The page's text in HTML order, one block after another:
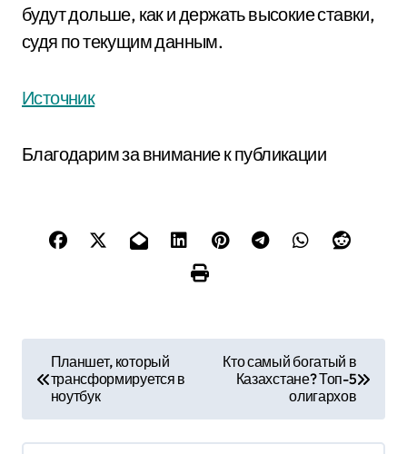
будут дольше, как и держать высокие ставки,
судя по текущим данным.
Источник
Благодарим за внимание к публикации
в
Планшет, который
трансформируется в
ноутбук
Кто самый богатый в
Казахстане? Топ-5
олигархов